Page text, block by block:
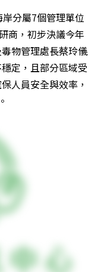
分屬7個管理單位
商，初步決議今年
物管理處長蔡玲儀
定，且部分區域受
人員安全與效率，